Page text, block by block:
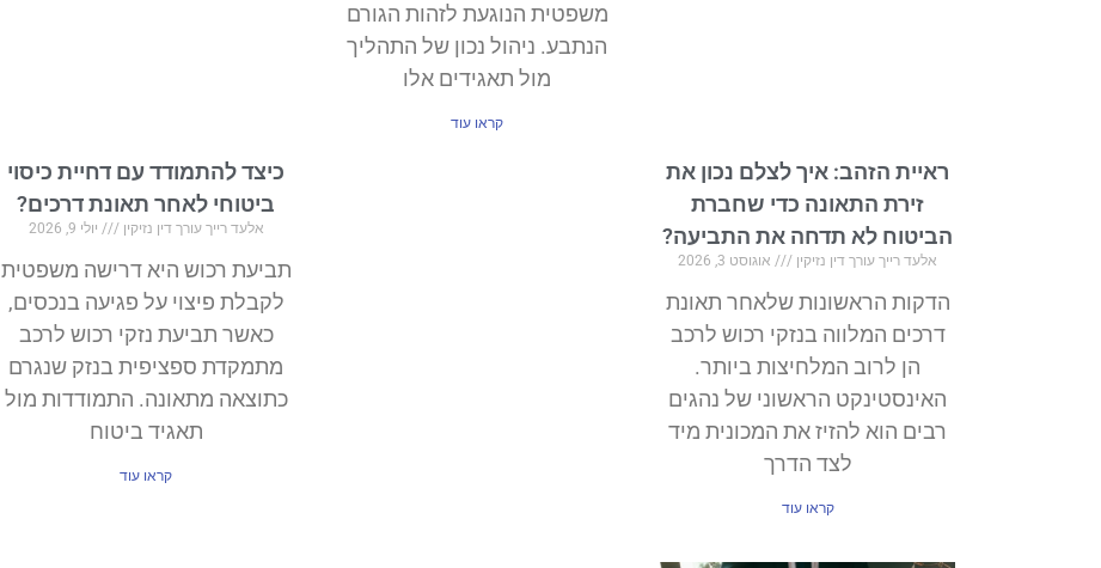
ראיית הזהב: איך לצלם נכון את
זירת התאונה כדי שחברת
הביטוח לא תדחה את התביעה?
אלעד רייך עורך דין נזיקין אוגוסט 3, 2026
הדקות הראשונות שלאחר תאונת
דרכים המלווה בנזקי רכוש לרכב
הן לרוב המלחיצות ביותר.
האינסטינקט הראשוני של נהגים
רבים הוא להזיז את המכונית מיד
לצד הדרך
קראו עוד
משפטית הנוגעת לזהות הגורם
הנתבע. ניהול נכון של התהליך
מול תאגידים אלו
קראו עוד
כיצד להתמודד עם דחיית כיסוי
ביטוחי לאחר תאונת דרכים?
אלעד רייך עורך דין נזיקין יולי 9, 2026
תביעת רכוש היא דרישה משפטית
לקבלת פיצוי על פגיעה בנכסים,
כאשר תביעת נזקי רכוש לרכב
מתמקדת ספציפית בנזק שנגרם
כתוצאה מתאונה. התמודדות מול
תאגיד ביטוח
קראו עוד